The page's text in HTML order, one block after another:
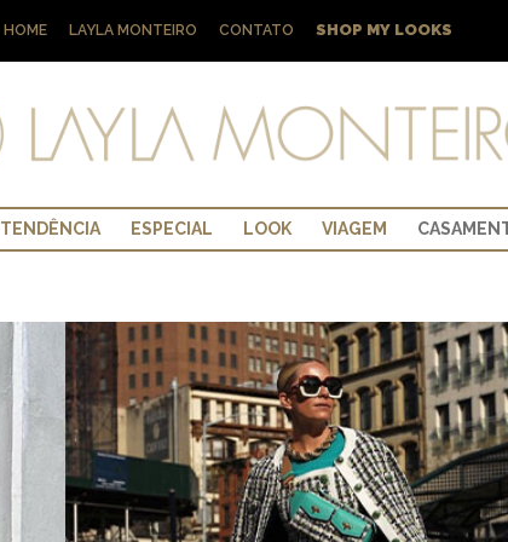
HOME LAYLA MONTEIRO CONTATO SHOP MY LOOKS
TENDÊNCIA ESPECIAL LOOK VIAGEM